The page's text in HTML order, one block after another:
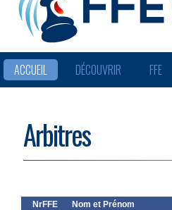
ACCUEIL DÉCOUVRIR FFE
Arbitres
NrFFE Nom et Prénom